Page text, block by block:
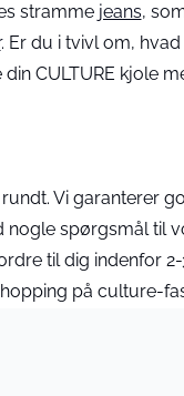
stramme jeans,
. Er du i tvivl om,
CULTURE kjole
Vi garanterer
spørgsmål til
til dig indenfor
på culture-